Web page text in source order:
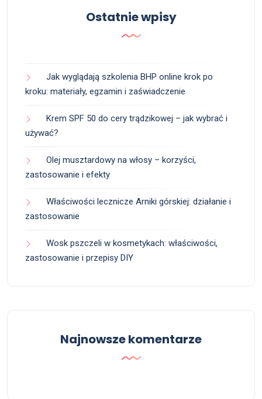
Ostatnie wpisy
Jak wyglądają szkolenia BHP online krok po
kroku: materiały, egzamin i zaświadczenie
Krem SPF 50 do cery trądzikowej – jak wybrać i
używać?
Olej musztardowy na włosy – korzyści,
zastosowanie i efekty
Właściwości lecznicze Arniki górskiej: działanie i
zastosowanie
Wosk pszczeli w kosmetykach: właściwości,
zastosowanie i przepisy DIY
Najnowsze komentarze